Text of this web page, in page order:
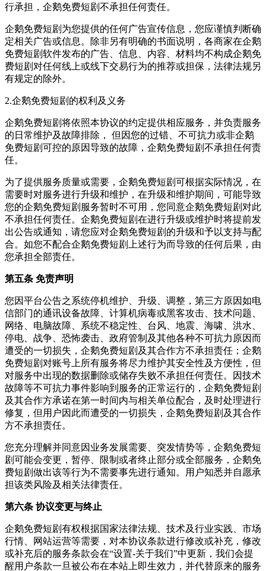
行承担，企鹅免费短剧不承担任何责任。
企鹅免费短剧为您提供的任何广告宣传信息，您应谨慎判断确
定相关广告或信息。除非另有明确的书面说明，各商家在企鹅
免费短剧软件发布的广告、信息、内容、材料均不构成企鹅免
费短剧对任何线上或线下交易行为的推荐或担保，法律法规另
有规定的除外。
2.企鹅免费短剧的权利及义务
企鹅免费短剧将依照本协议的约定提供相应服务，并负责服务
的日常维护及故障排除， 但因您的过错、不可抗力或非企鹅
免费短剧可控的原因导致的故障，企鹅免费短剧不承担任何责
任。
为了提供服务质量或需要，企鹅免费短剧可根据实际情况，在
需要时对服务进行升级和维护，在升级和维护期间，可能导致
您的企鹅免费短剧服务暂时不可用，您同意企鹅免费短剧对此
不承担任何责任。企鹅免费短剧在进行升级或维护时将提前发
出公告或通知，请您应对企鹅免费短剧的升级和予以支持与配
合。如您不配合企鹅免费短剧上述行为而导致的任何后果，由
您承担全部责任。
第五条 免责声明
您因平台公告之系统停机维护、升级、调整，第三方原因如电
信部门的通讯设备故障、计算机病毒或黑客攻击、技术问题、
网络、电脑故障、系统不稳定性、台风、地震、海啸、洪水、
停电、战争、恐怖袭击、政府管制及其他各种不可抗力原因而
遭受的一切损失，企鹅免费短剧及其合作方不承担责任；企鹅
免费短剧对账号上所有服务将尽力维护其安全性及方便性，但
对服务中出现的数据删除或储存失败不承担任何责任。因技术
故障等不可抗力事件影响到服务的正常运行的，企鹅免费短剧
及其合作方承诺在第一时间内与相关单位配合，及时处理进行
修复，但用户因此而遭受的一切损失，企鹅免费短剧及其合作
方不承担责任。
您充分理解并同意因业务发展需要、突发情势等，企鹅免费短
剧可能会变更，暂停、限制或者终止部分或全部服务，企鹅免
费短剧做出该等行为不需要事先进行通知。用户知悉并自愿承
担该类风险及相关法律责任。
第六条 协议变更与终止
企鹅免费短剧有权根据国家法律法规、技术及行业实践、市场
行情、网站运营等需要，对本协议条款进行修改或补充，修改
或补充后的服务条款会在“设置-关于我们”中更新，我们会提
醒用户条款一旦被公布在本站上即生效力，并代替原来的服务